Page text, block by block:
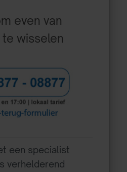
even van
wisselen
een specialist
verhelderend